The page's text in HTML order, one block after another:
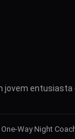
jovem
Way Night